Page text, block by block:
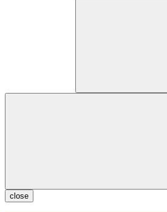
close